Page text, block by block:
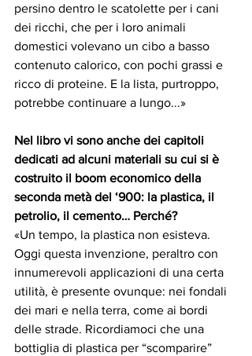
persino dentro le scatolette per i cani
dei ricchi, che per i loro animali
domestici volevano un cibo a basso
contenuto calorico, con pochi grassi e
ricco di proteine. E la lista, purtroppo,
potrebbe continuare a lungo...»
Nel libro vi sono anche dei capitoli
dedicati ad alcuni materiali su cui si è
costruito il boom economico della
seconda metà del ‘900: la plastica, il
petrolio, il cemento… Perché?
«Un tempo, la plastica non esisteva.
Oggi questa invenzione, peraltro con
innumerevoli applicazioni di una certa
utilità, è presente ovunque: nei fondali
dei mari e nella terra, come ai bordi
delle strade. Ricordiamoci che una
bottiglia di plastica per “scomparire”